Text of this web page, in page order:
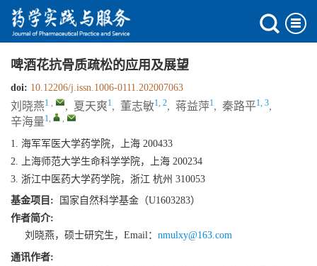
啤酒花抗骨质疏松的应用及展望
doi: 10.12206/j.issn.1006-0111.202007063
刘晓燕1 , , 夏天爽1, 董志敏1, 2, 蒋益萍1, 秦路平1, 3,
辛海量1, ,
1. 海军军医大学药学院，上海 200433
2. 上海师范大学生命科学学院，上海 200234
3. 浙江中医药大学药学院，浙江 杭州 310053
基金项目: 国家自然科学基金（U1603283）
作者简介:
刘晓燕，硕士研究生，Email： nmulxy@163.com
通讯作者: